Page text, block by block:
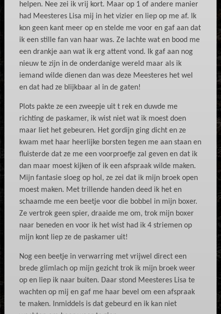
helpen. Nee zei ik vrij kort. Maar op 1 of andere manier
had Meesteres Lisa mij in het vizier en liep op me af. Ik
kon geen kant meer op en stelde me voor en gaf aan dat
ik een stille fan van haar was. Ze lachte wat en bood me
een drankje aan wat ik erg attent vond. Ik gaf aan nog
nieuw te zijn in de onderdanige wereld maar als ik
iemand wilde dienen dan was deze Meesteres het wel
en dat had ze blijkbaar al in de gaten!
Plots pakte ze een zweepje uit t rek en duwde me
richting de paskamer, ik wist niet wat ik moest doen
maar liet het gebeuren. Het gordijn ging dicht en ze
kwam met haar heerlijke borsten tegen me aan staan en
fluisterde dat ze me een voorproefje zal geven en dat ik
dan maar moest kijken of ik een afspraak wilde maken.
Mijn fantasie sloeg op hol, ze zei dat ik mijn broek open
moest maken. Met trillende handen deed ik het en
schaamde me een beetje voor die bobbel in mijn boxer.
Ze vertrok geen spier, draaide me om, trok mijn boxer
naar beneden en voor ik het wist had ik 4 striemen op
mijn kont liep ze de paskamer uit!
Nog een beetje in verwarring met vrijwel direct een
brede glimlach op mijn gezicht trok ik mijn broek weer
op en liep ik naar buiten. Daar stond Meesteres Lisa te
wachten op mij en gaf me haar bevel om een afspraak
te maken. Inmiddels is dat gebeurd en ik kan niet